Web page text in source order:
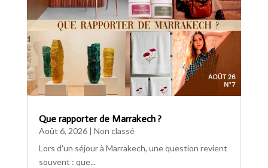
Que rapporter de Marrakech ?
Août 6, 2026| Non classé
Lors d'un séjour à Marrakech, une question revient
souvent : que...